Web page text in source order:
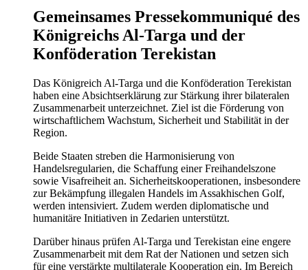
Gemeinsames Pressekommuniqué des
Königreichs Al-Targa und der
Konföderation Terekistan
Das Königreich Al-Targa und die Konföderation Terekistan
haben eine Absichtserklärung zur Stärkung ihrer bilateralen
Zusammenarbeit unterzeichnet. Ziel ist die Förderung von
wirtschaftlichem Wachstum, Sicherheit und Stabilität in der
Region.
Beide Staaten streben die Harmonisierung von
Handelsregularien, die Schaffung einer Freihandelszone
sowie Visafreiheit an. Sicherheitskooperationen, insbesondere
zur Bekämpfung illegalen Handels im Assakhischen Golf,
werden intensiviert. Zudem werden diplomatische und
humanitäre Initiativen in Zedarien unterstützt.
Darüber hinaus prüfen Al-Targa und Terekistan eine engere
Zusammenarbeit mit dem Rat der Nationen und setzen sich
für eine verstärkte multilaterale Kooperation ein. Im Bereich